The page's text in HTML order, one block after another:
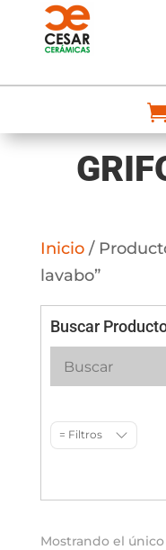
Inicio/
lavabo”
Buscar
= Filtros
Mostrando el